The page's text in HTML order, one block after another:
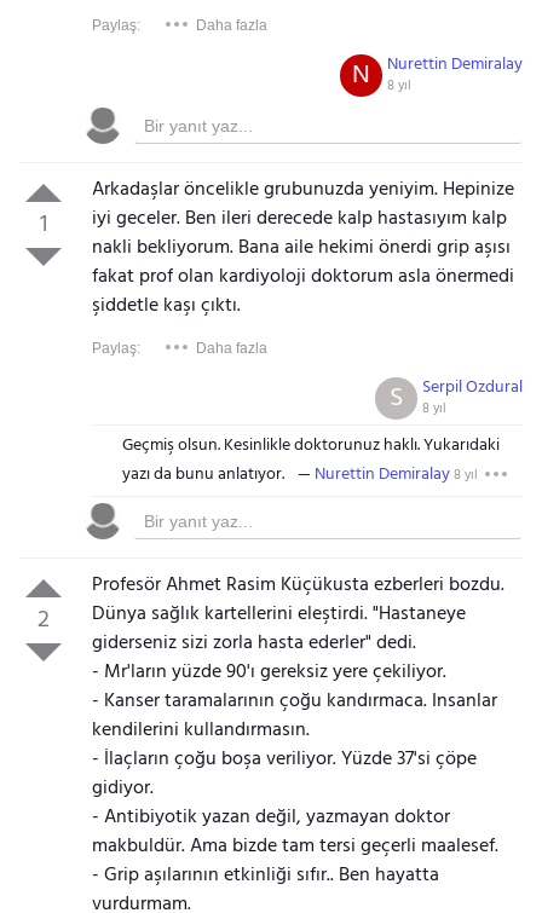
Paylaş: Daha fazla
Nurettin Demiralay
8 yıl
N
1
Arkadaşlar öncelikle grubunuzda yeniyim. Hepinize
iyi geceler. Ben ileri derecede kalp hastasıyım kalp
nakli bekliyorum. Bana aile hekimi önerdi grip aşısı
fakat prof olan kardiyoloji doktorum asla önermedi
şiddetle kaşı çıktı.
Paylaş: Daha fazla
Serpil Ozdural
8 yıl
S
Geçmiş olsun. Kesinlikle doktorunuz haklı. Yukarıdaki
yazı da bunu anlatıyor.
Nurettin Demiralay8 yıl
2
Profesör Ahmet Rasim Küçükusta ezberleri bozdu.
Dünya sağlık kartellerini eleştirdi. "Hastaneye
giderseniz sizi zorla hasta ederler" dedi.
- Mr'ların yüzde 90'ı gereksiz yere çekiliyor.
- Kanser taramalarının çoğu kandırmaca. Insanlar
kendilerini kullandırmasın.
- İlaçların çoğu boşa veriliyor. Yüzde 37'si çöpe
gidiyor.
- Antibiyotik yazan değil, yazmayan doktor
makbuldür. Ama bizde tam tersi geçerli maalesef.
- Grip aşılarının etkinliği sıfır.. Ben hayatta
vurdurmam.